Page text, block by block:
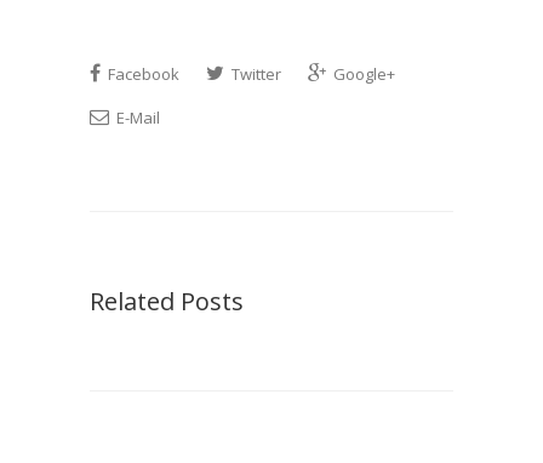
Facebook Twitter
Google+
E-Mail
Related Posts